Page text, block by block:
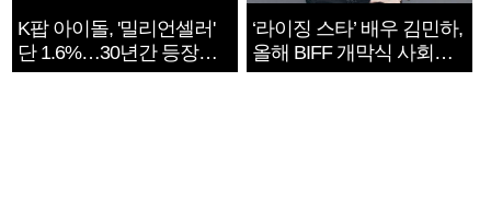
K팝 아이돌, '밀리언셀러'
단 1.6%…30년간 등장
1182개팀 전수조사
‘라이징 스타’ 배우 김민하,
올해 BIFF 개막식 사회자
확정